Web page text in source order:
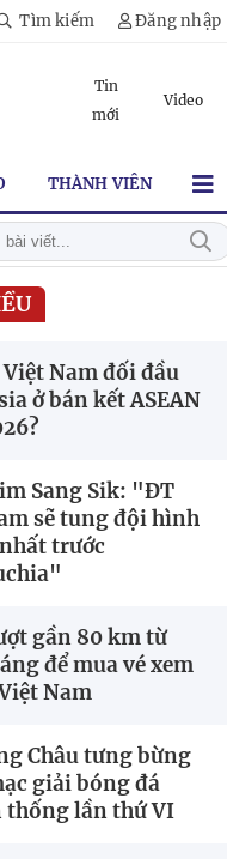
Tìm kiếm Đăng nhập
Tin
mới
Video
THÀNH VIÊN
Kim Sang Sik: "ĐT Việt
Nam đối đầu
ở bán kết ASEAN
Sang Sik: "ĐT
sẽ tung đội hình
trước
gần 80 km từ
để mua vé xem
Nam
Châu tưng bừng
giải bóng đá
thống lần thứ VI